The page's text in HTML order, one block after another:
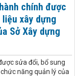
chính được
xây dựng
Sở Xây dựng
sửa đổi, bổ sung
năng quản lý của